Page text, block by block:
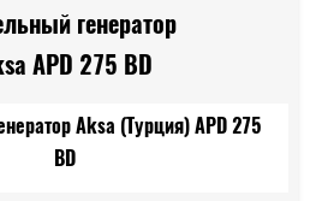
генератор
APD 275 BD